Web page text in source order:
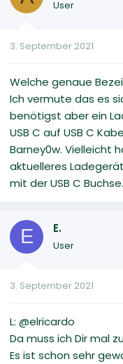
User
3. September 2021
Welche genaue
Ich vermute das es
benötigst aber ein
USB C auf USB C
Barney0w. Vielleicht
aktuelleres
mit der USB C Buchse.
E E.
User
3. September 2021
L: @elricardo
Da muss ich Dir mal
Es ist schon sehr